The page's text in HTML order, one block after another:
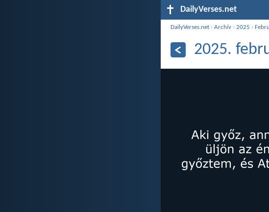
DailyVerses.net
DailyVerses.net ›Archív ›2025 ›
2025.